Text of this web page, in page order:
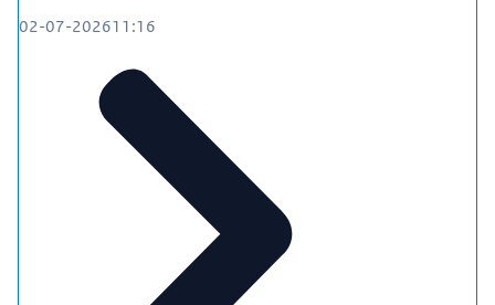
02-07-202611:16